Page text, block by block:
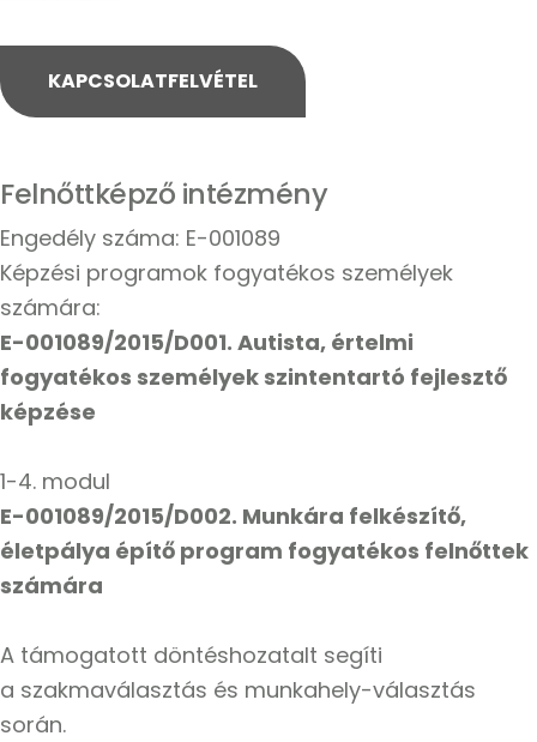
KAPCSOLATFELVÉTEL
Felnőttképző intézmény
Engedély száma: E-001089
Képzési programok fogyatékos személyek
számára:
E-001089/2015/D001. Autista, értelmi
fogyatékos személyek szintentartó fejlesztő
képzése
1-4. modul
E-001089/2015/D002. Munkára felkészítő,
életpálya építő program fogyatékos felnőttek
számára
A támogatott döntéshozatalt segíti
a szakmaválasztás és munkahely-választás
során.